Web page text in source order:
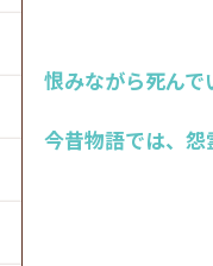
恨みながら死んで
今昔物語では、怨